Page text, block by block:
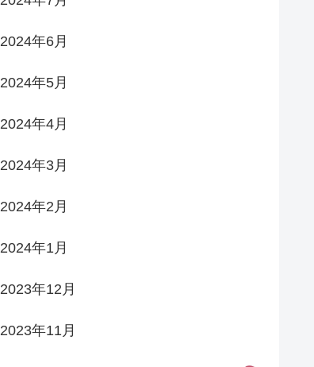
2024年6月
2024年5月
2024年4月
2024年3月
2024年2月
2024年1月
2023年12月
2023年11月